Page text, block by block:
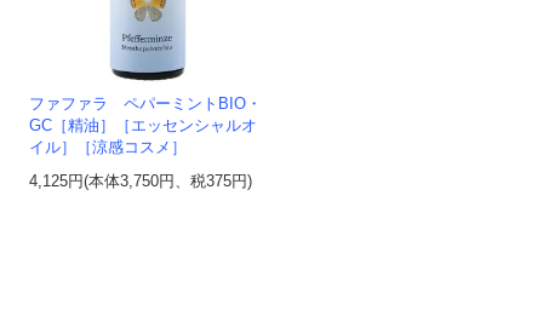
ファファラ ペパーミントBIO・
GC［精油］［エッセンシャルオ
イル］［涼感コスメ］
4,125円(本体3,750円、税375円)